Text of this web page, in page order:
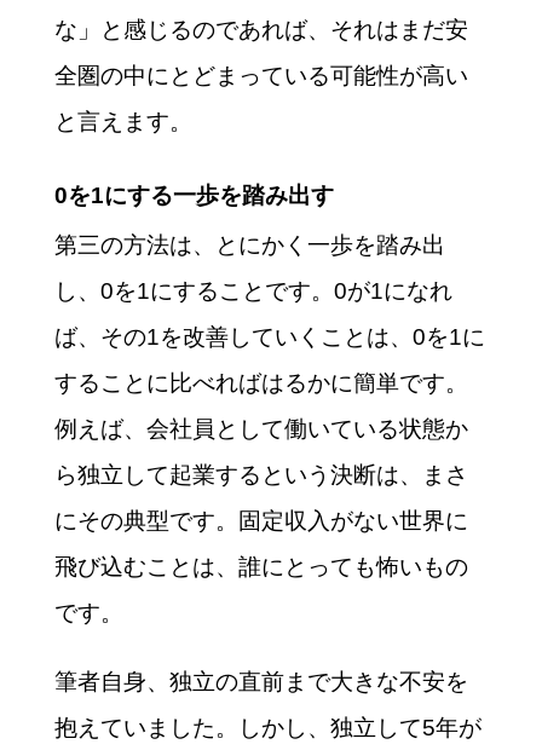
な」と感じるのであれば、それはまだ安
全圏の中にとどまっている可能性が高い
と言えます。
0を1にする一歩を踏み出す
第三の方法は、とにかく一歩を踏み出
し、0を1にすることです。0が1になれ
ば、その1を改善していくことは、0を1に
することに比べればはるかに簡単です。
例えば、会社員として働いている状態か
ら独立して起業するという決断は、まさ
にその典型です。固定収入がない世界に
飛び込むことは、誰にとっても怖いもの
です。
筆者自身、独立の直前まで大きな不安を
抱えていました。しかし、独立して5年が